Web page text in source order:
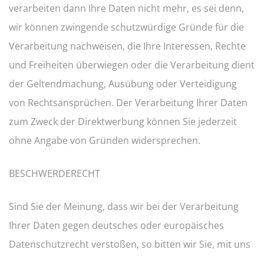
verarbeiten dann Ihre Daten nicht mehr, es sei denn,
wir können zwingende schutzwürdige Gründe für die
Verarbeitung nachweisen, die Ihre Interessen, Rechte
und Freiheiten überwiegen oder die Verarbeitung dient
der Geltendmachung, Ausübung oder Verteidigung
von Rechtsansprüchen. Der Verarbeitung Ihrer Daten
zum Zweck der Direktwerbung können Sie jederzeit
ohne Angabe von Gründen widersprechen.
BESCHWERDERECHT
Sind Sie der Meinung, dass wir bei der Verarbeitung
Ihrer Daten gegen deutsches oder europäisches
Datenschutzrecht verstoßen, so bitten wir Sie, mit uns